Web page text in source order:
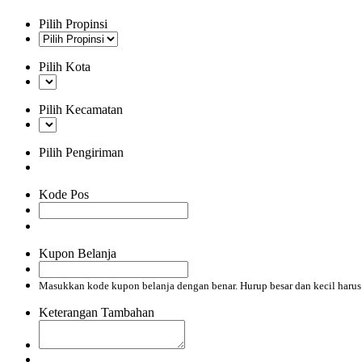
Pilih Propinsi
Pilih Kota
Pilih Kecamatan
Pilih Pengiriman
Kode Pos
Kupon Belanja
Masukkan kode kupon belanja dengan benar. Hurup besar dan kecil harus
Keterangan Tambahan